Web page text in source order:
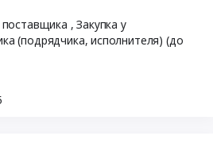
поставщика , Закупка у
(подрядчика, исполнителя) (до